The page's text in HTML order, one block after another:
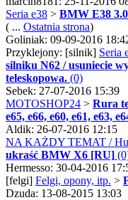
Seria e38 > BMW E38
( ... Ostatnia strona)
Goliniak: 09-09-2016
Przyklejony: [silnik] Seria
silniku N62 / usuniecie
teleskopowa. (0)
Sebek: 27-07-2016 15:39
MOTOSHOP24 > Rura
e65, e66, e60, e61, e63,
Aldik: 26-07-2016 12:15
NA KAŻDY TEMAT /
ukraść BMW X6 [RU]
Hermesso: 30-04-2016
[felgi] Felgi, opony, itp. >
Dzuda: 13-08-2015 13:03